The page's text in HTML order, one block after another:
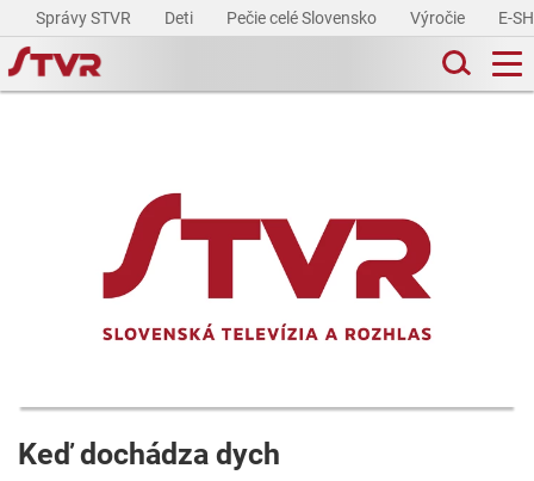
Správy STVR Deti Pečie celé Slovensko Výročie E-
Keď dochádza dych